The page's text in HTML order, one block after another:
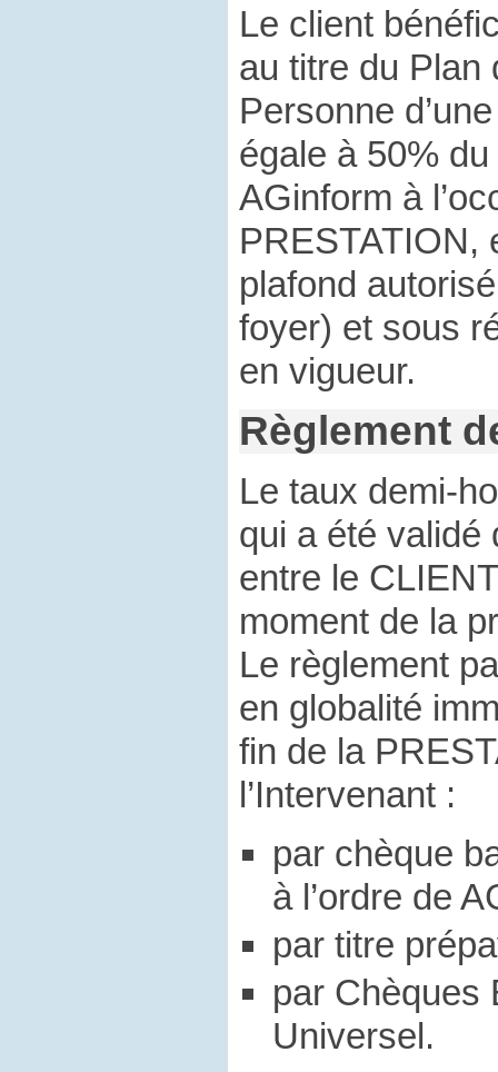
Le client
au titre du Plan
Personne
égale à 50%
AGinform à
PRESTATION,
plafond
foyer) et sous
en vigueur.
Règlement
Le taux demi-
qui a été validé
entre le
moment de la
Le règlement
en globalité
fin de la
l’Intervenant :
par chèque
à l’ordre de
par titre
par Chèques
Universel.